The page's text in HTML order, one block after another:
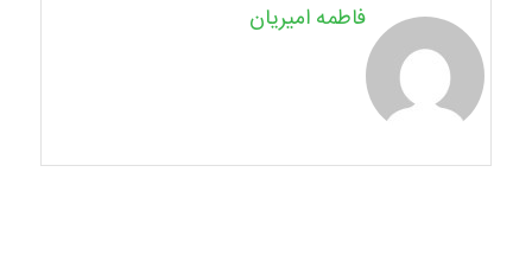
فاطمه امیریان